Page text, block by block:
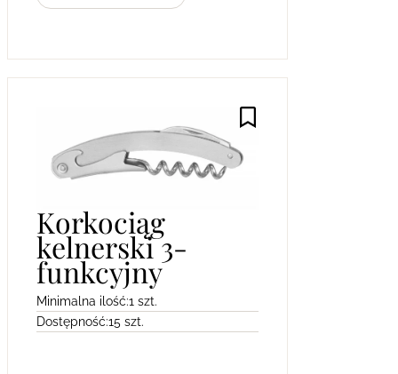
Korkociąg
kelnerski 3-
funkcyjny
Minimalna ilość:1 szt.
Dostępność:15 szt.